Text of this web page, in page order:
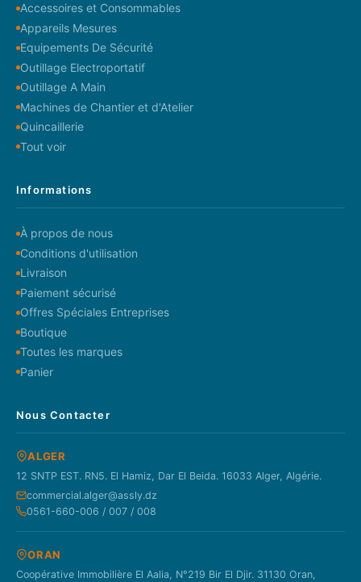
Accessoires et Consommables
Appareils Mesures
Equipements De Sécurité
Outillage Electroportatif
Outillage A Main
Machines de Chantier et d'Atelier
Quincaillerie
Tout voir
Informations
À propos de nous
Conditions d'utilisation
Livraison
Paiement sécurisé
Offres Spéciales Entreprises
Boutique
Toutes les marques
Panier
Nous Contacter
ALGER
12 SNTP EST. RN5. El Hamiz, Dar El Beida. 16033 Alger, Algérie.
commercial.alger@assly.dz
0561-660-006 / 007 / 008
ORAN
Coopérative Immobilière El Aalia, N°219 Bir El Djir. 31130 Oran,